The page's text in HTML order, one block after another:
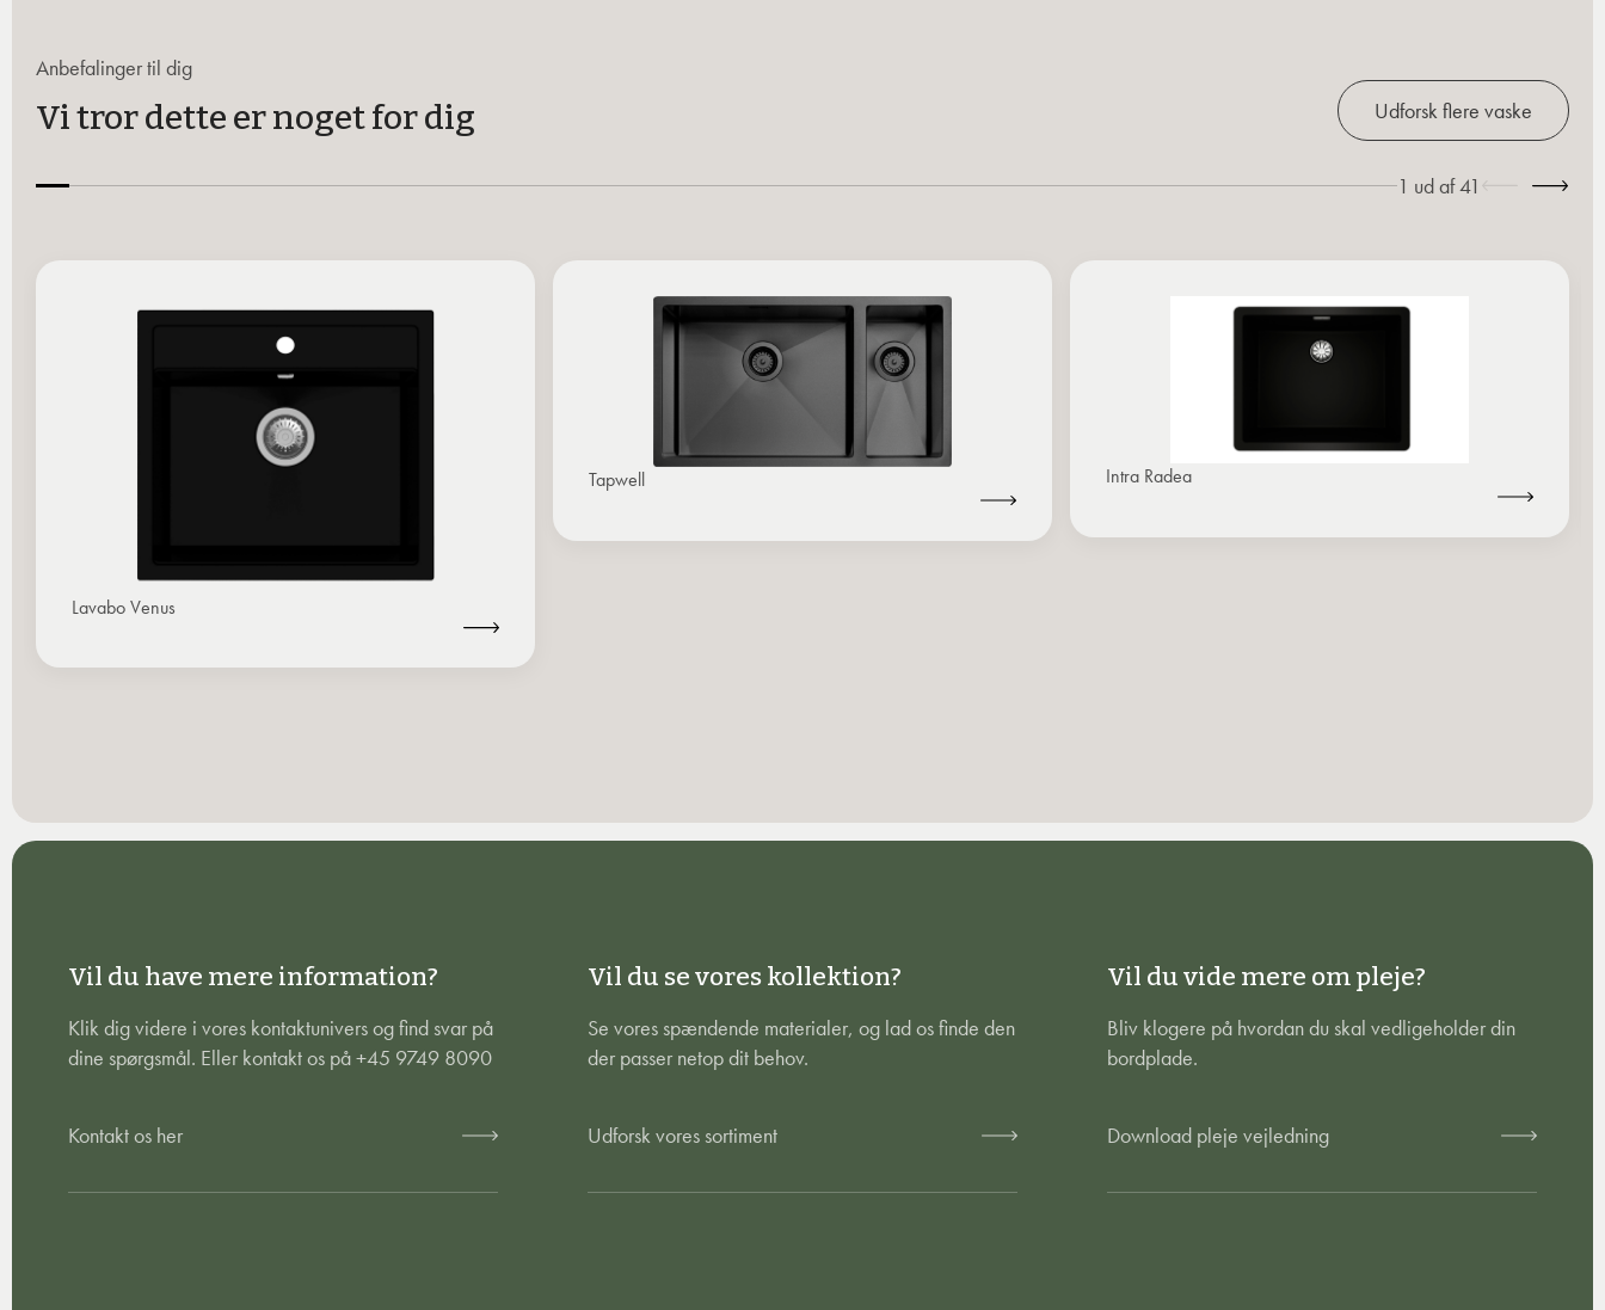
Anbefalinger til dig
Vi tror dette er noget for dig Udforsk flere vaske
1 ud af41
Lavabo Venus
Tapwell Intra Radea
Vil du have mere information?
Klik dig videre i vores kontaktunivers og find svar på
dine spørgsmål. Eller kontakt os på +45 9749 8090
Kontakt os her
Vil du se vores kollektion?
Se vores spændende materialer, og lad os finde den
der passer netop dit behov.
Udforsk vores sortiment
Vil du vide mere om pleje?
Bliv klogere på hvordan du skal vedligeholder din
bordplade.
Download pleje vejledning